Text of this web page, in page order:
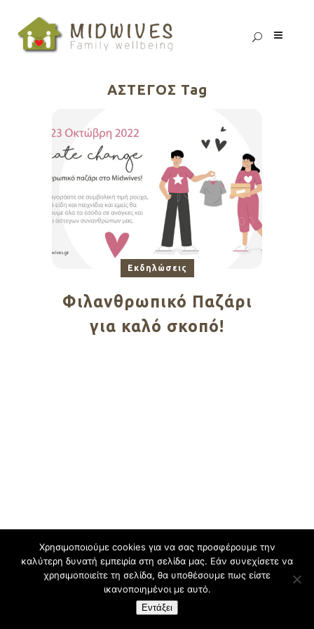
ΑΣΤΕΓΟΣ Tag
Εκδηλώσεις
Φιλανθρωπικό Παζάρι
για καλό σκοπό!
Χρησιμοποιούμε cookies για να σας προσφέρουμε την
καλύτερη δυνατή εμπειρία στη σελίδα μας. Εάν συνεχίσετε να
χρησιμοποιείτε τη σελίδα, θα υποθέσουμε πως είστε
ικανοποιημένοι με αυτό.
Εντάξει